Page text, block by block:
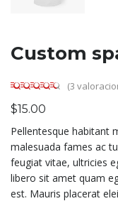
Custom
4.33sobre
en
puntuaciones
de clientes
(3
$15.00
Pellentesque habitant
malesuada fames ac
feugiat vitae, ultricies
libero sit amet quam
est. Mauris placerat